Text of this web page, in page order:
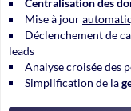
Mise à jour
Déclenchement de
leads
Analyse croisée des
Simplification de la